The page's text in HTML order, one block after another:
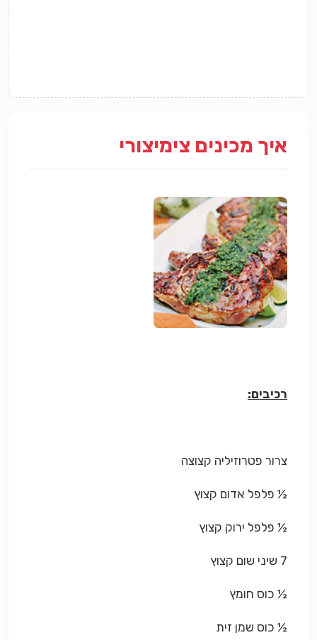
איך מכינים צימיצורי
רכיבים:
צרור פטרוזיליה קצוצה
½ פלפל אדום קצוץ
½ פלפל ירוק קצוץ
7 שיני שום קצוץ
½ כוס חומץ
½ כוס שמן זית